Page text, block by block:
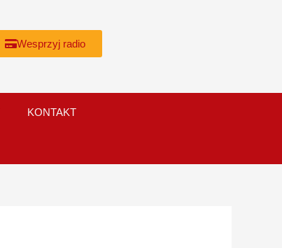
Wesprzyj radio
KONTAKT